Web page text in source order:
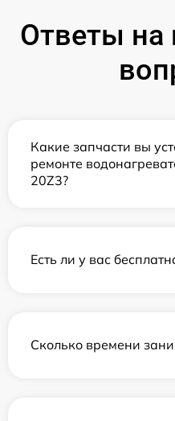
Ответы на
Какие запчасти вы
ремонте
20Z3?
Есть ли у вас
Сколько времени